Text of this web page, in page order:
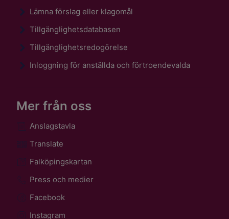
Lämna förslag eller klagomål
Tillgänglighetsdatabasen
Tillgänglighetsredogörelse
Inloggning för anställda och förtroendevalda
Mer från oss
Anslagstavla
Translate
Falköpingskartan
Press och medier
Facebook
Instagram